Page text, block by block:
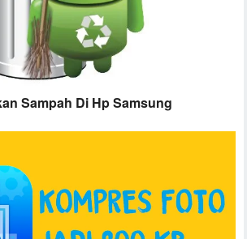
Sampah Di Hp Samsung